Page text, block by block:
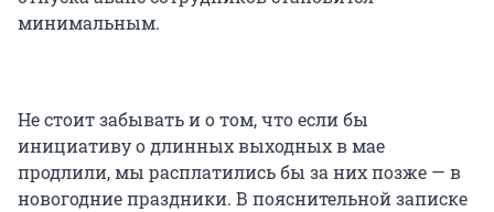
минимальным.
Не стоит забывать и о том, что если бы
инициативу о длинных выходных в мае
продлили, мы расплатились бы за них позже — в
новогодние праздники. В пояснительной записке